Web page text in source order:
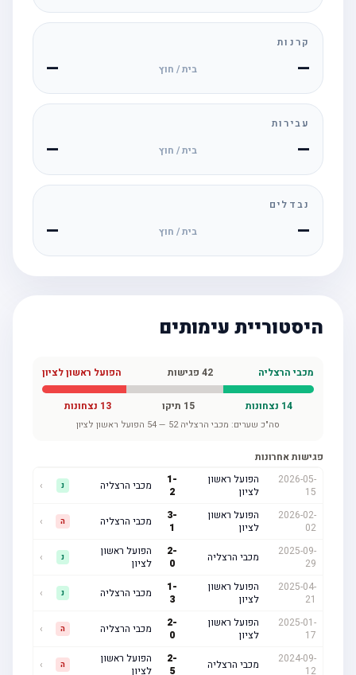
קרנות
— בית / חוץ —
עבירות
— בית / חוץ —
נבדלים
— בית / חוץ —
היסטוריית עימותים
מכבי הרצליה 42פגישות הפועל ראשון לציון
14נצחונות 15תיקו 13נצחונות
סה"כ שערים:מכבי הרצליה 52
—
54 הפועל ראשון לציון
פגישות אחרונות
2026-05-
הפועל ראשון
לציון
מכבי הרצליה
2026-02-
02
הפועל ראשון
לציון
מכבי הרצליה
2025-09-
מכבי הרצליה
הפועל ראשון
לציון
2025-04-
הפועל ראשון
לציון
מכבי הרצליה
2025-01-
הפועל ראשון
לציון
מכבי הרצליה
2024-09-
12
מכבי הרצליה
הפועל ראשון
לציון